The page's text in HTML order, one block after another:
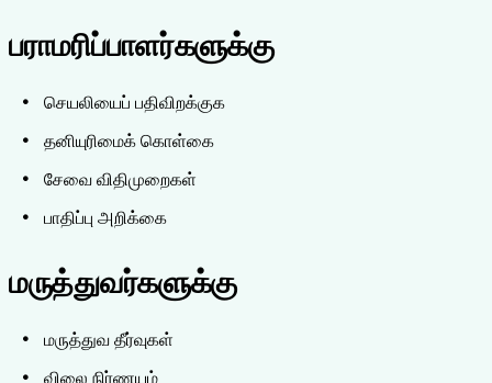
பராமரிப்பாளர்களுக்கு
செயலியைப் பதிவிறக்குக
தனியுரிமைக் கொள்கை
சேவை விதிமுறைகள்
பாதிப்பு அறிக்கை
மருத்துவர்களுக்கு
மருத்துவ தீர்வுகள்